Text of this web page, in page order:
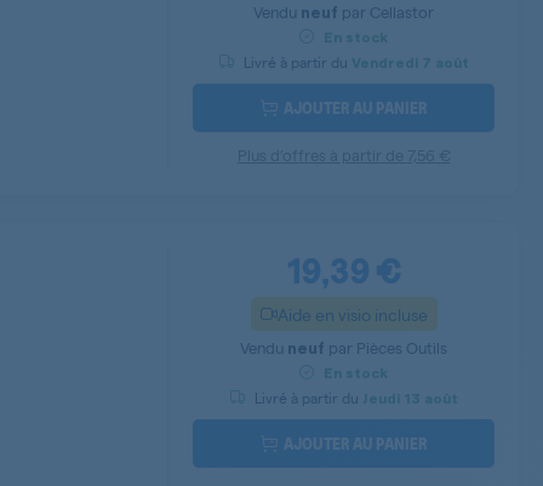
Vendu neuf par Cellastor
En stock
Livré à partir du Vendredi 7 août
AJOUTER AU PANIER
19,39 €
Aide en visio incluse
Vendu neuf par Pièces Outils
En stock
Livré à partir du Jeudi 13 août
AJOUTER AU PANIER